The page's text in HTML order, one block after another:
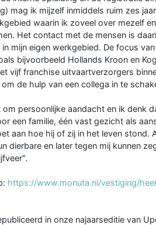
mag ik mijzelf inmiddels ruim zes
waarin ik zoveel over mezelf
Het contact met de mensen is
mijn eigen werkgebied. De focus
bijvoorbeeld Hollands Kroon en
vijf franchise uitvaartverzorgers
de hulp van een collega in te
persoonlijke aandacht en ik denk
een familie, één vast gezicht als
aan hoe hij of zij in het leven stond.
dierbare en later tegen mij kunnen
https://www.monuta.nl/vestiging/
in onze najaarseditie van